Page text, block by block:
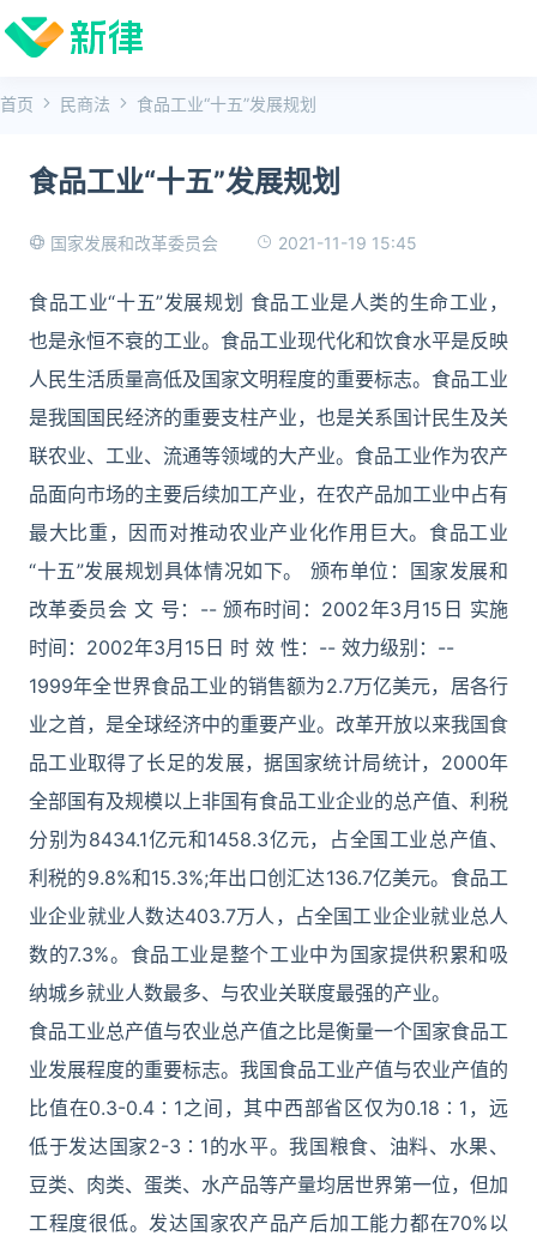
首页 民商法 食品工业“十五”发展规划
食品工业“十五”发展规划
国家发展和改革委员会 2021-11-19 15:45
食品工业“十五”发展规划 食品工业是人类的生命工业，
也是永恒不衰的工业。食品工业现代化和饮食水平是反映
人民生活质量高低及国家文明程度的重要标志。食品工业
是我国国民经济的重要支柱产业，也是关系国计民生及关
联农业、工业、流通等领域的大产业。食品工业作为农产
品面向市场的主要后续加工产业，在农产品加工业中占有
最大比重，因而对推动农业产业化作用巨大。食品工业
“十五”发展规划具体情况如下。 颁布单位：国家发展和
改革委员会 文 号：-- 颁布时间：2002年3月15日 实施
时间：2002年3月15日 时 效 性：-- 效力级别：--
1999年全世界食品工业的销售额为2.7万亿美元，居各行
业之首，是全球经济中的重要产业。改革开放以来我国食
品工业取得了长足的发展，据国家统计局统计，2000年
全部国有及规模以上非国有食品工业企业的总产值、利税
分别为8434.1亿元和1458.3亿元，占全国工业总产值、
利税的9.8%和15.3%;年出口创汇达136.7亿美元。食品工
业企业就业人数达403.7万人，占全国工业企业就业总人
数的7.3%。食品工业是整个工业中为国家提供积累和吸
纳城乡就业人数最多、与农业关联度最强的产业。
食品工业总产值与农业总产值之比是衡量一个国家食品工
业发展程度的重要标志。我国食品工业产值与农业产值的
比值在0.3-0.4∶1之间，其中西部省区仅为0.18∶1，远
低于发达国家2-3∶1的水平。我国粮食、油料、水果、
豆类、肉类、蛋类、水产品等产量均居世界第一位，但加
工程度很低。发达国家农产品产后加工能力都在70%以